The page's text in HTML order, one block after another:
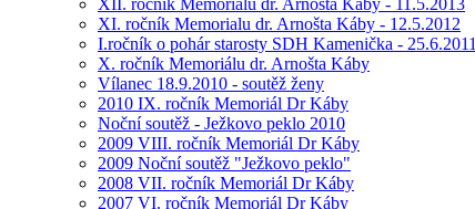
XI. ročník Memorialu dr. Arnošta Káby - 12.5.2012
I.ročník o pohár starosty SDH Kamenička - 25.6.2011
X. ročník Memoriálu dr. Arnošta Káby
Vílanec 18.9.2010 - soutěž ženy
2010 IX. ročník Memoriál Dr Káby
Noční soutěž - Ježkovo peklo 2010
2009 VIII. ročník Memoriál Dr Káby
2009 Noční soutěž "Ježkovo peklo"
2008 VII. ročník Memoriál Dr Káby
2007 VI. ročník Memoriál Dr Káby